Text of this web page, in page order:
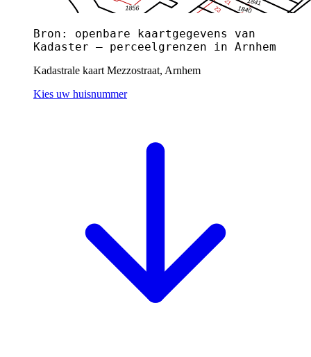
Bron: openbare kaartgegevens van
Kadaster — perceelgrenzen in Arnhem
Kadastrale kaart Mezzostraat, Arnhem
Kies uw huisnummer